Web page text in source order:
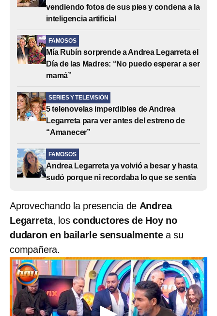
vendiendo fotos de sus pies y condena a la
inteligencia artificial
FAMOSOS
Mía Rubín sorprende a Andrea Legarreta el
Día de las Madres: “No puedo esperar a ser
mamá”
SERIES Y TELEVISIÓN
5 telenovelas imperdibles de Andrea
Legarreta para ver antes del estreno de
“Amanecer”
FAMOSOS
Andrea Legarreta ya volvió a besar y hasta
sudó porque ni recordaba lo que se sentía
Aprovechando la presencia de Andrea
Legarreta, losconductores de Hoy no
dudaron en bailarle sensualmentea su
compañera.